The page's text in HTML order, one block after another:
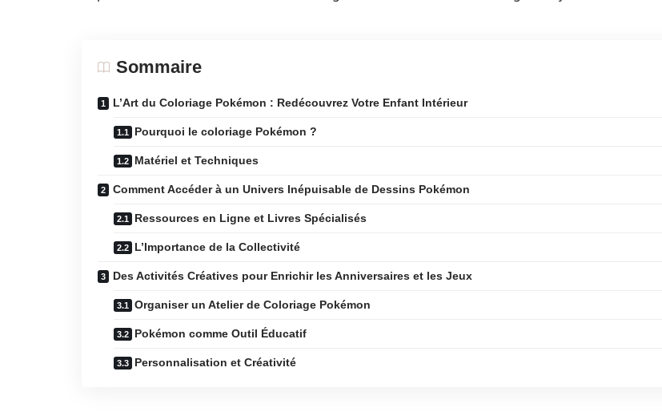
Sommaire
L’Art du Coloriage Pokémon : Redécouvrez Votre Enfant Intérieur
Pourquoi le coloriage Pokémon ?
Matériel et Techniques
Comment Accéder à un Univers Inépuisable de Dessins Pokémon
Ressources en Ligne et Livres Spécialisés
L’Importance de la Collectivité
Des Activités Créatives pour Enrichir les Anniversaires et les Jeux
Organiser un Atelier de Coloriage Pokémon
Pokémon comme Outil Éducatif
Personnalisation et Créativité